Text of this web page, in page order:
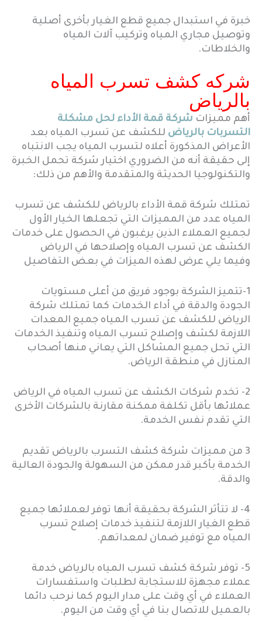
خبرة في استبدال جميع قطع الغيار بأخرى أصلية
وتوصيل مجاري المياه وتركيب آلات المياه
والخلاطات.
شركه كشف تسرب المياه
بالرياض
أهم مميزات شركة قمة الأداء لحل مشكلة
التسربات بالرياض للكشف عن تسرب المياه بعد
الأعراض المذكورة أعلاه لتسرب المياه يجب الانتباه
إلى حقيقة أنه من الضروري اختيار شركة تحمل الخبرة
والتكنولوجيا الحديثة والمتقدمة والأهم من ذلك:
تمتلك شركة قمة الأداء بالرياض للكشف عن تسرب
المياه عدد من المميزات التي تجعلها الخيار الأول
لجميع العملاء الذين يرغبون في الحصول على خدمات
الكشف عن تسرب المياه وإصلاحها في الرياض
وفيما يلي عرض لهذه الميزات في بعض التفاصيل
1-تتميز الشركة بوجود فريق من أعلى مستويات
الجودة والدقة في أداء الخدمات كما تمتلك شركة
الرياض للكشف عن تسرب المياه جميع المعدات
اللازمة لكشف وإصلاح تسرب المياه وتنفيذ الخدمات
التي تحل جميع المشاكل التي يعاني منها أصحاب
المنازل في منطقة الرياض.
2- تخدم شركات الكشف عن تسرب المياه في الرياض
عملائها بأقل تكلفة ممكنة مقارنة بالشركات الأخرى
التي تقدم نفس الخدمة.
3 من مميزات شركة كشف التسرب بالرياض تقديم
الخدمة بأكبر قدر ممكن من السهولة والجودة العالية
والدقة.
4- لا تتأثر الشركة بحقيقة أنها توفر لعملائها جميع
قطع الغيار اللازمة لتنفيذ خدمات إصلاح تسرب
المياه مع توفير ضمان لمعداتهم.
5- توفر شركة كشف تسرب المياه بالرياض خدمة
عملاء مجهزة للاستجابة لطلبات واستفسارات
العملاء في أي وقت على مدار اليوم كما نرحب دائما
بالعميل للاتصال بنا في أي وقت من اليوم.